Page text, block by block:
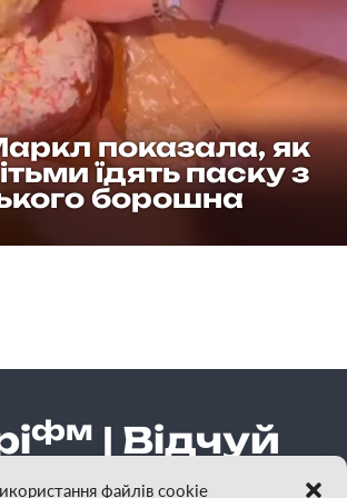
файлів cookie
показала, як
їдять паску з
борошна
фм | Відчуй